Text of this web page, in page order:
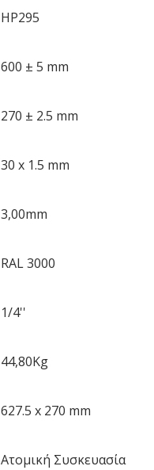
HP295
600 ± 5 mm
270 ± 2.5 mm
30 x 1.5 mm
3,00mm
RAL 3000
1/4''
44,80Kg
627.5 x 270 mm
Ατομική Συσκευασία